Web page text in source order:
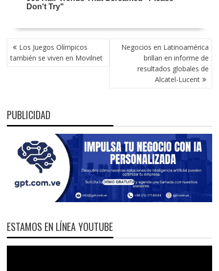
NAVEGACIÓN
DE
ENTRADAS
Los Juegos Olímpicos
también se viven en Movilnet
Negocios en Latinoamérica
brillan en informe de
resultados globales de
Alcatel-Lucent
PUBLICIDAD
ESTAMOS EN LÍNEA YOUTUBE